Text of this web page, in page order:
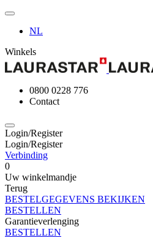
NL
Winkels
0800 0228 776
Contact
Login/Register
Login/Register
Verbinding
0
Uw winkelmandje
Terug
BESTELGEGEVENS BEKIJKEN
BESTELLEN
Garantieverlenging
BESTELLEN